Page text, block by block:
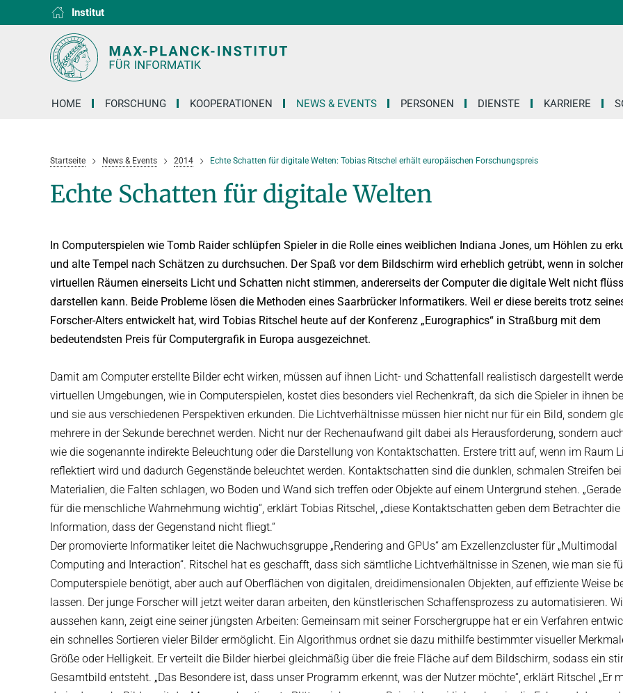
Institut
D1
D2
D3
D4
D5
D6
RG1
RG2
RG3
HOME FORSCHUNG KOOPERATIONEN NEWS & EVENTS PERSONEN DIENSTE KARRIERE
Startseite News & Events 2014 Echte Schatten für digitale Welten: Tobias Ritschel erhält europäischen Forschungspreis
Echte Schatten für digitale Welten
In Computerspielen wie Tomb Raider schlüpfen Spieler in die Rolle eines weiblichen Indiana Jones, um Höhlen zu
und alte Tempel nach Schätzen zu durchsuchen. Der Spaß vor dem Bildschirm wird erheblich getrübt, wenn in
virtuellen Räumen einerseits Licht und Schatten nicht stimmen, andererseits der Computer die digitale Welt nicht
darstellen kann. Beide Probleme lösen die Methoden eines Saarbrücker Informatikers. Weil er diese bereits trotz
Forscher-Alters entwickelt hat, wird Tobias Ritschel heute auf der Konferenz „Eurographics“ in Straßburg mit dem
bedeutendsten Preis für Computergrafik in Europa ausgezeichnet.
Damit am Computer erstellte Bilder echt wirken, müssen auf ihnen Licht- und Schattenfall realistisch dargestellt
virtuellen Umgebungen, wie in Computerspielen, kostet dies besonders viel Rechenkraft, da sich die Spieler in ihnen
und sie aus verschiedenen Perspektiven erkunden. Die Lichtverhältnisse müssen hier nicht nur für ein Bild, sondern
mehrere in der Sekunde berechnet werden. Nicht nur der Rechenaufwand gilt dabei als Herausforderung, sondern
wie die sogenannte indirekte Beleuchtung oder die Darstellung von Kontaktschatten. Erstere tritt auf, wenn im Raum
reflektiert wird und dadurch Gegenstände beleuchtet werden. Kontaktschatten sind die dunklen, schmalen Streifen bei
Materialien, die Falten schlagen, wo Boden und Wand sich treffen oder Objekte auf einem Untergrund stehen.
für die menschliche Wahrnehmung wichtig“, erklärt Tobias Ritschel, „diese Kontaktschatten geben dem Betrachter die
Information, dass der Gegenstand nicht fliegt.“
Der promovierte Informatiker leitet die Nachwuchsgruppe „Rendering and GPUs“ am Exzellenzcluster für „Multimodal
Computing and Interaction“. Ritschel hat es geschafft, dass sich sämtliche Lichtverhältnisse in Szenen, wie man sie
Computerspiele benötigt, aber auch auf Oberflächen von digitalen, dreidimensionalen Objekten, auf effiziente Weise
lassen. Der junge Forscher will jetzt weiter daran arbeiten, den künstlerischen Schaffensprozess zu automatisieren.
aussehen kann, zeigt eine seiner jüngsten Arbeiten: Gemeinsam mit seiner Forschergruppe hat er ein Verfahren
ein schnelles Sortieren vieler Bilder ermöglicht. Ein Algorithmus ordnet sie dazu mithilfe bestimmter visueller
Größe oder Helligkeit. Er verteilt die Bilder hierbei gleichmäßig über die freie Fläche auf dem Bildschirm, sodass ein
Gesamtbild entsteht. „Das Besondere ist, dass unser Programm erkennt, was der Nutzer möchte“, erklärt Ritschel „Er